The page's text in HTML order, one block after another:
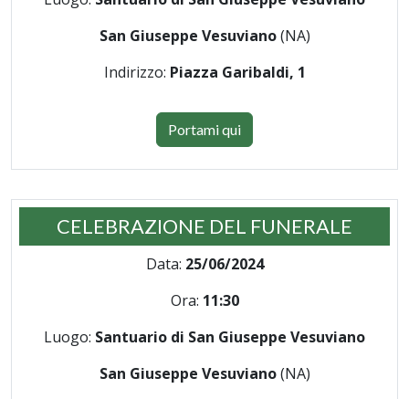
San Giuseppe Vesuviano(NA)
Indirizzo: Piazza Garibaldi, 1
Portami qui
CELEBRAZIONE DEL FUNERALE
Data: 25/06/2024
Ora: 11:30
Luogo: Santuario di San Giuseppe Vesuviano
San Giuseppe Vesuviano(NA)